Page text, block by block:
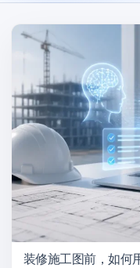
装修施工图前，如何